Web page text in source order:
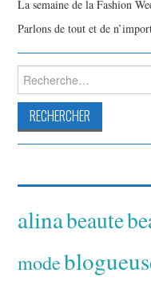
La semaine de la Fashion
Parlons de tout et de
Rechercher :
alinabeaute
mode